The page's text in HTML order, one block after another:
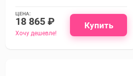
ЦЕНА:
18 865 ₽
Хочу дешевле!
Купить